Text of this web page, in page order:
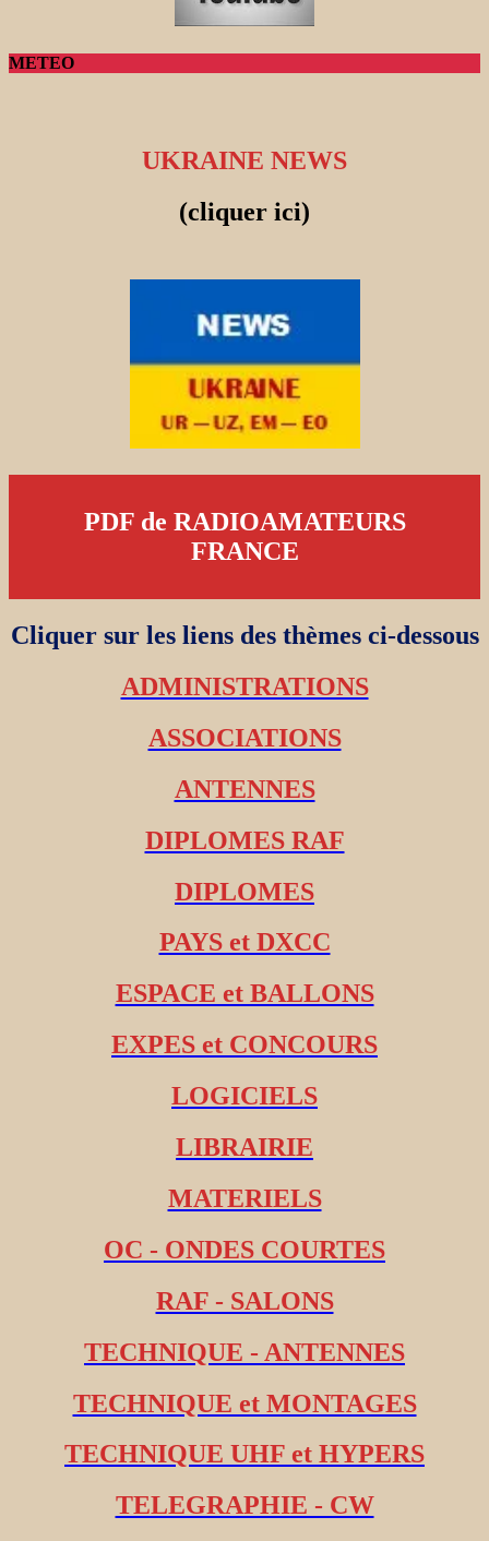
METEO
UKRAINE NEWS
(cliquer ici)
PDF de RADIOAMATEURS
FRANCE
Cliquer sur les liens des thèmes ci-dessous
ADMINISTRATIONS
ASSOCIATIONS
ANTENNES
DIPLOMES RAF
DIPLOMES
PAYS et DXCC
ESPACE et BALLONS
EXPES et CONCOURS
LOGICIELS
LIBRAIRIE
MATERIELS
OC - ONDES COURTES
RAF - SALONS
TECHNIQUE - ANTENNES
TECHNIQUE et MONTAGES
TECHNIQUE UHF et HYPERS
TELEGRAPHIE - CW